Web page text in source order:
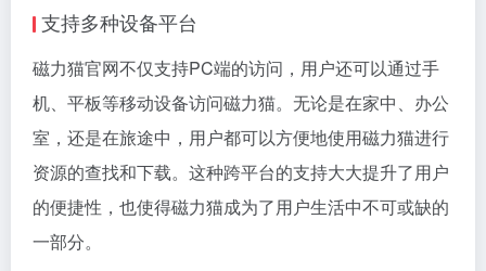
支持多种设备平台
磁力猫官网不仅支持PC端的访问，用户还可以通过手
机、平板等移动设备访问磁力猫。无论是在家中、办公
室，还是在旅途中，用户都可以方便地使用磁力猫进行
资源的查找和下载。这种跨平台的支持大大提升了用户
的便捷性，也使得磁力猫成为了用户生活中不可或缺的
一部分。